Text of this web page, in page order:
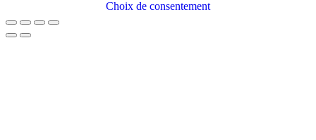
Choix de consentement